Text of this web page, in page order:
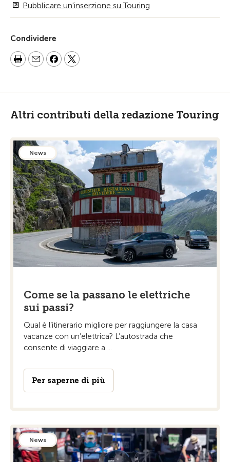
Pubblicare un'inserzione su Touring
Condividere
Altri contributi della redazione Touring
News
Come se la passano le elettriche
sui passi?
Qual è l’itinerario migliore per raggiungere la casa
vacanze con un’elettrica? L’autostrada che
consente di viaggiare a ...
Per saperne di più
News